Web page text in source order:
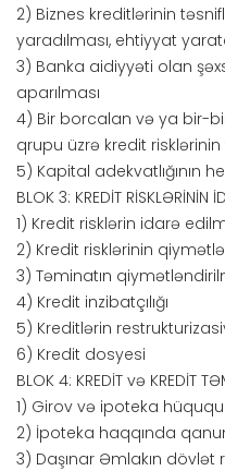
2) Biznes kreditlərinin
yaradılması, ehtiyyat
3) Banka aidiyyəti olan
aparılması
4) Bir borcalan və ya bir-
qrupu üzrə kredit
5) Kapital adekvatlığının
BLOK 3: KREDİT RİSKLƏRİNİN
1) Kredit risklərin idarə
2) Kredit risklərinin
3) Təminatın
4) Kredit inzibatçılığı
5) Kreditlərin
6) Kredit dosyesi
BLOK 4: KREDİT və KREDİT
1) Girov və ipoteka
2) İpoteka haqqında
3) Daşınar Əmlakın dövlət